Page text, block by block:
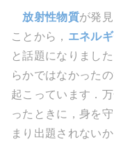
放射性物質が発
ことから， エネル
と話題になりました
らかではなかった
起こっています．
ったときに，身を
まり出題されない